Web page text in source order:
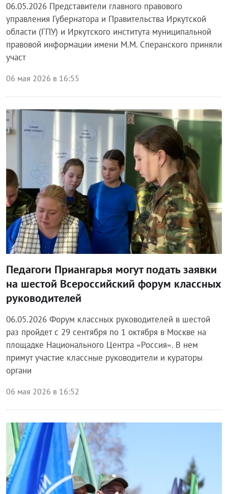
06.05.2026 Представители главного правового
управления Губернатора и Правительства Иркутской
области (ГПУ) и Иркутского института муниципальной
правовой информации имени М.М. Сперанского приняли
участ
06 мая 2026 в 16:55
Блог правительства
Педагоги Приангарья могут подать заявки
на шестой Всероссийский форум классных
руководителей
06.05.2026 Форум классных руководителей в шестой
раз пройдет с 29 сентября по 1 октября в Москве на
площадке Национального Центра «Россия». В нем
примут участие классные руководители и кураторы
органи
06 мая 2026 в 16:52
Блог правительства